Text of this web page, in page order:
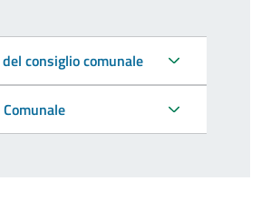
consiglio comunale